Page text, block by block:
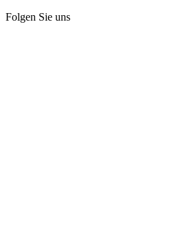
Folgen Sie uns